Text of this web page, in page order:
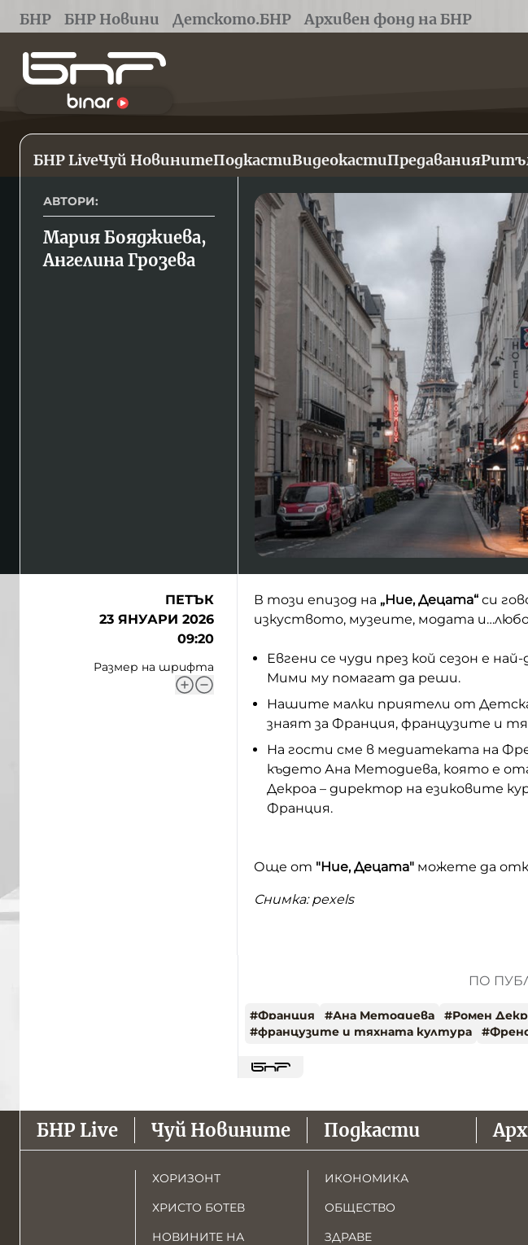
БНР БНР Новини Детското.БНР Архивен фонд на БНР
БНР LiveЧуй НовинитеПодкастиВидеокастиПредавания
АВТОРИ:
Мария Бояджиева,
Ангелина Грозева
ПЕТЪК
23 ЯНУАРИ 2026
09:20
Размер на шрифта
В този епизод на „Ние, Децата“ си
изкуството, музеите, модата
Евгени се чуди през кой сезон е
Мими му помагат да реши.
Нашите малки приятели от Детска
знаят за Франция, французите и
На гости сме в медиатеката на
където Ана Методиева, която е
Декроа – директор на езиковите
Франция.
Още от "Ние, Децата" можете да
Снимка: pexels
ПО
#Франция #Ана Методиева #Ромен
#французите и тяхната култура #
БНР Live Чуй Новините
ХОРИЗОНТ
ХРИСТО БОТЕВ
НОВИНИТЕ НА
Подкасти
ИКОНОМИКА
ОБЩЕСТВО
ЗДРАВЕ